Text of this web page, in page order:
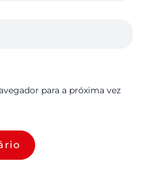
para a próxima vez